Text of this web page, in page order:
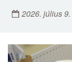
2026. július 9.